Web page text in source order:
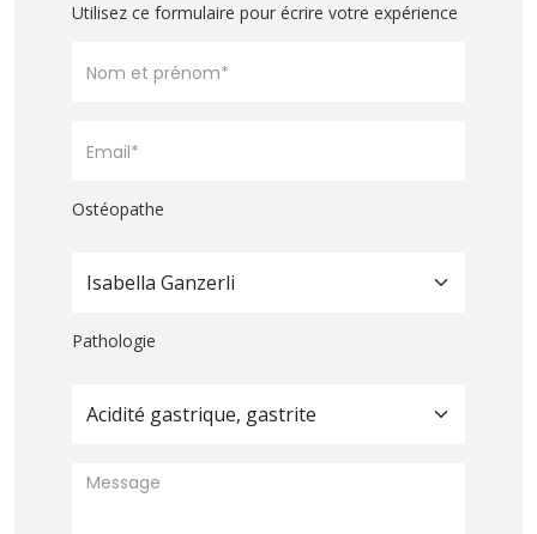
Utilisez ce formulaire pour écrire votre expérience
Ostéopathe
Isabella Ganzerli
Pathologie
Acidité gastrique, gastrite